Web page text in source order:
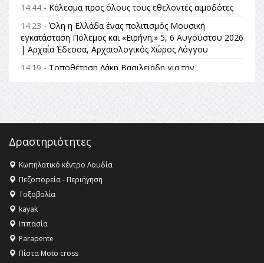
14:44 - Κάλεσμα προς όλους τους εθελοντές αιμοδότες
14:23 - Όλη η Ελλάδα ένας πολιτισμός Μουσική
εγκατάσταση Πόλεμος και «Ειρήνη;» 5, 6 Αυγούστου 2026
| Αρχαία Έδεσσα, Αρχαιολογικός Χώρος Λόγγου
14:19 - Τοποθέτηση Λάκη Βασιλειάδη για την
Αναθεώρηση του Συντάγματος: «Σε τέτοιες κορυφαίες
θεσμικές διαδικασίες υπάρχει μόνο η ευθύνη απέναντι
στις επόμενες γενιές»
16:35 -Το πρόγραμμα του ΠΑΟΚ στον δεύτερο γύρο του
16:27 - Όλυμπος: Εντάχθηκε στον Κατάλογο Παγκόσμιας
Κληρονομιάς της UNESCO – Ομόφωνη η απόφαση Ο
Όλυμπος αναγνωρίστηκε ως φυσικό και πολιτιστικό
αγαθό εξέχουσας οικουμενικής αξίας για την
ανθρωπότητα
16:18 -
ΣΤΗΝ ΕΔΕΣΣΑ
Δραστηριότητες
Κωπηλατικό κέντρο Λουδία
Πεζοπορεία - Περιήγηση
Τοξοβολία
kayak
Ιππασία
Parapente
Πίστα Moto cross